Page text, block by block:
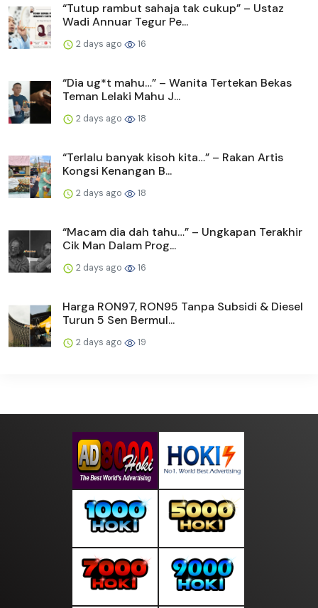
“Tutup rambut sahaja tak cukup” – Ustaz
Wadi Annuar Tegur Pe...
2 days ago 16
“Dia ug*t mahu…” – Wanita Tertekan Bekas
Teman Lelaki Mahu J...
2 days ago 18
“Terlalu banyak kisoh kita…” – Rakan Artis
Kongsi Kenangan B...
2 days ago 18
“Macam dia dah tahu…” – Ungkapan Terakhir
Cik Man Dalam Prog...
2 days ago 16
Harga RON97, RON95 Tanpa Subsidi & Diesel
Turun 5 Sen Bermul...
2 days ago 19